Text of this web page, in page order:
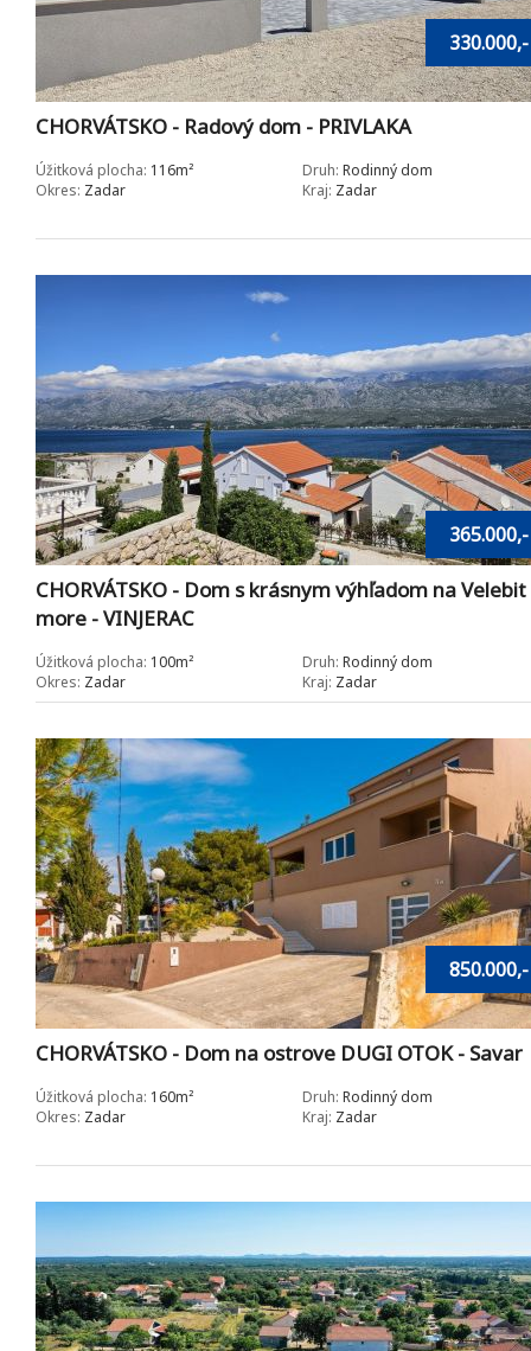
CHORVÁTSKO - Radový dom - PRIVLAKA
Úžitková plocha: 116m² Druh: Rodinný dom
Okres: Zadar Kraj: Zadar
CHORVÁTSKO - Dom s krásnym výhľadom na Velebit
more - VINJERAC
Úžitková plocha: 100m² Druh: Rodinný dom
Okres: Zadar Kraj: Zadar
CHORVÁTSKO - Dom na ostrove DUGI OTOK - Savar
Úžitková plocha: 160m² Druh: Rodinný dom
Okres: Zadar Kraj: Zadar